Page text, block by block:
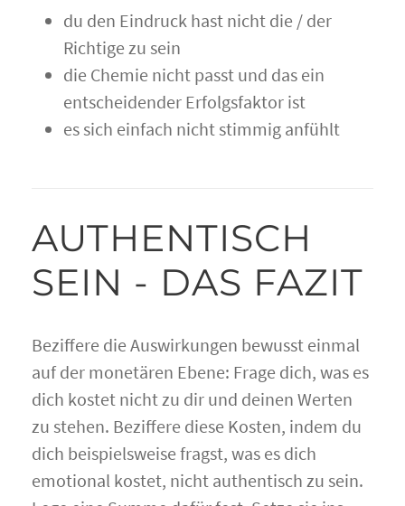
du den Eindruck hast nicht die / der
Richtige zu sein
die Chemie nicht passt und das ein
entscheidender Erfolgsfaktor ist
es sich einfach nicht stimmig anfühlt
AUTHENTISCH
SEIN - DAS FAZIT
Beziffere die Auswirkungen bewusst einmal
auf der monetären Ebene: Frage dich, was es
dich kostet nicht zu dir und deinen Werten
zu stehen. Beziffere diese Kosten, indem du
dich beispielsweise fragst, was es dich
emotional kostet, nicht authentisch zu sein.